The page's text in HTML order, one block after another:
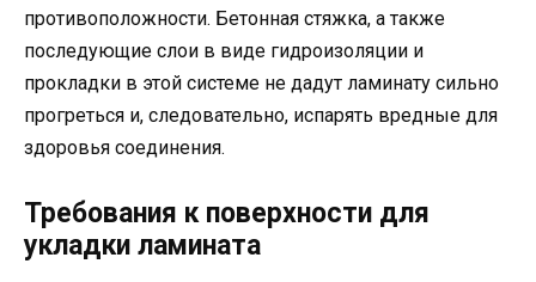
противоположности. Бетонная стяжка, а также
последующие слои в виде гидроизоляции и
прокладки в этой системе не дадут ламинату сильно
прогреться и, следовательно, испарять вредные для
здоровья соединения.
Требования к поверхности для
укладки ламината